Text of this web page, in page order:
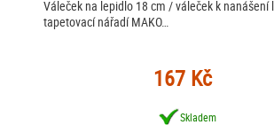
Váleček na lepidlo 18 cm / váleček k nanášení
tapetovací nářadí MAKO…
167 Kč
Skladem